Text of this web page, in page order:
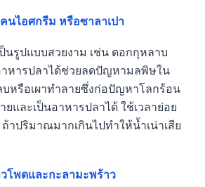
นไอศกรีม หรือซาลาเปา
นรูปแบบสวยงาม เช่น ดอกกุหลาบ
าหารปลาได้ช่วยลดปัญหามลพิษใน
หรือเผาทำลายซึ่งก่อปัญหาโลกร้อน
และเป็นอาหารปลาได้ ใช้เวลาย่อย
าปริมาณมากเกินไปทำให้น้ำเน่าเสีย
โพดและกะลามะพร้าว